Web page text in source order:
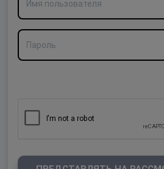
Пароль